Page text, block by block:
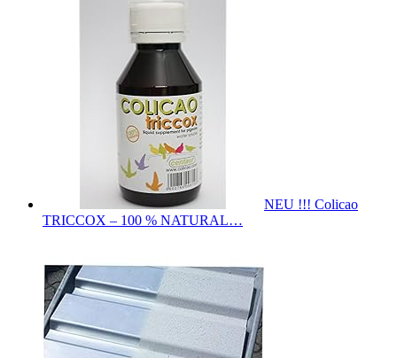
NEU !!! Colicao
TRICCOX – 100 % NATURAL…